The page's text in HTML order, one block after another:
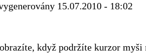
15.07.2010 - 18:02
když podržíte kurzor myši